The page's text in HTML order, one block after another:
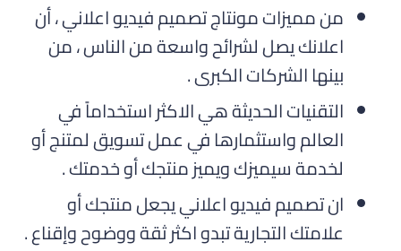
من مميزات مونتاج تصميم فيديو اعلاني ، أن
اعلانك يصل لشرائح واسعة من الناس ، من
بينها الشركات الكبرى .
التقنيات الحديثة هي الاكثر استخداماً في
العالم واستثمارها في عمل تسويق لمتنج أو
لخدمة سيميزك ويميز منتجك أو خدمتك .
ان تصميم فيديو اعلاني يجعل منتجك أو
علامتك التجارية تبدو اكثر ثقة ووضوح وإقناع .